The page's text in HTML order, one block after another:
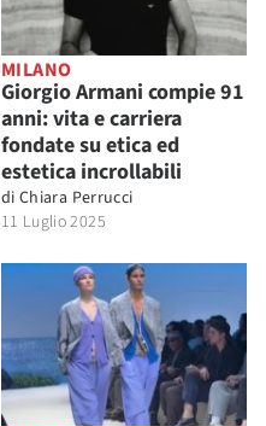
MILANO
Giorgio Armani compie 91
anni: vita e carriera
fondate su etica ed
estetica incrollabili
di Chiara Perrucci
11 Luglio 2025